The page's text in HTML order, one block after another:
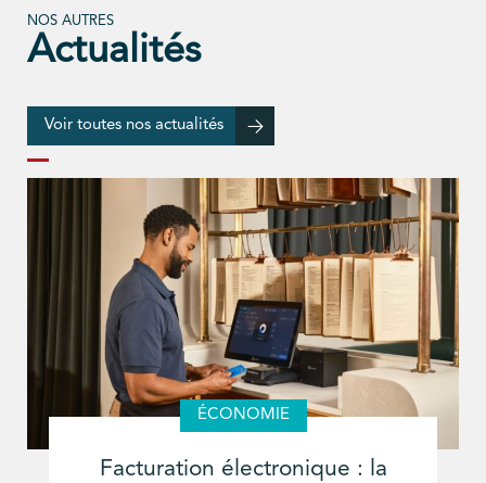
NOS AUTRES
Actualités
Voir toutes nos actualités
ÉCONOMIE
Facturation électronique : la